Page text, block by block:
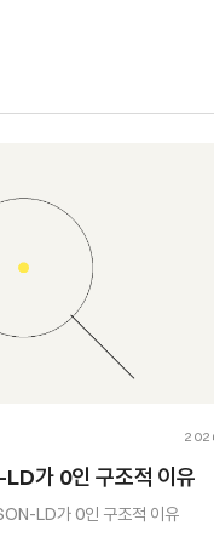
가 0인 구조적 이유
LD가 0인 구조적 이유